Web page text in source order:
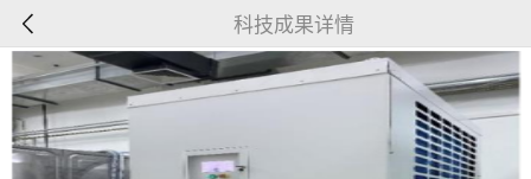
科技成果详情